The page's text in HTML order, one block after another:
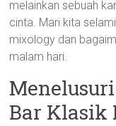
melainkan sebuah
cinta. Mari kita
mixology dan
malam hari.
Bar Klasik